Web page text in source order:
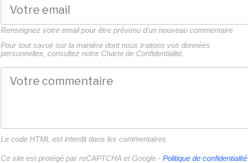
Renseignez votre email pour être prévenu d'un nouveau commentaire
Pour tout savoir sur la manière dont nous traitons vos données
personnelles, consultez notre Charte de Confidentialité.
Le code HTML est interdit dans les commentaires
Ce site est protégé par reCAPTCHA et Google - Politique de confidentialité